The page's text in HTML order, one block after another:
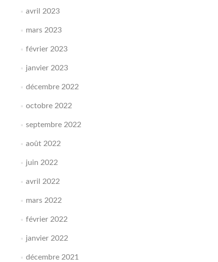
avril 2023
mars 2023
février 2023
janvier 2023
décembre 2022
octobre 2022
septembre 2022
août 2022
juin 2022
avril 2022
mars 2022
février 2022
janvier 2022
décembre 2021